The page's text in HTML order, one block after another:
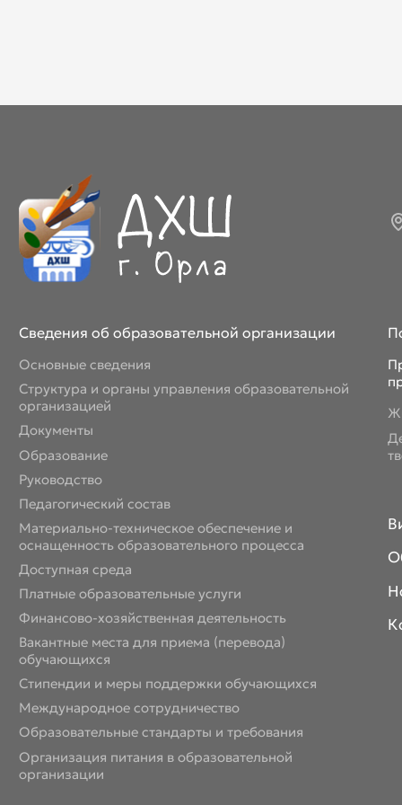
Сведения об образовательной организации
Основные сведения
Структура и органы управления образовательной
организацией
Документы
Образование
Руководство
Педагогический состав
Материально-техническое обеспечение и
оснащенность образовательного процесса
Доступная среда
Платные образовательные услуги
Финансово-хозяйственная деятельность
Вакантные места для приема (перевода)
обучающихся
Стипендии и меры поддержки обучающихся
Международное сотрудничество
Образовательные стандарты и требования
Организация питания в образовательной
организации